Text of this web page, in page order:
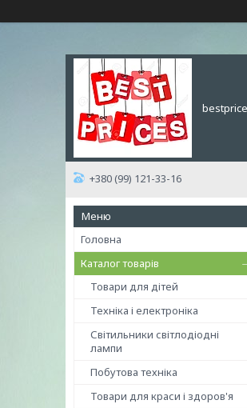
+380 (99) 121-33-16
Головна
Каталог товарів
Товари для дітей
Техніка і електроніка
Світильники світлодіодні
лампи
Побутова техніка
Товари для краси і здоров'я